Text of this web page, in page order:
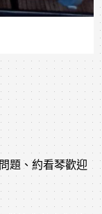
題、約看琴歡迎